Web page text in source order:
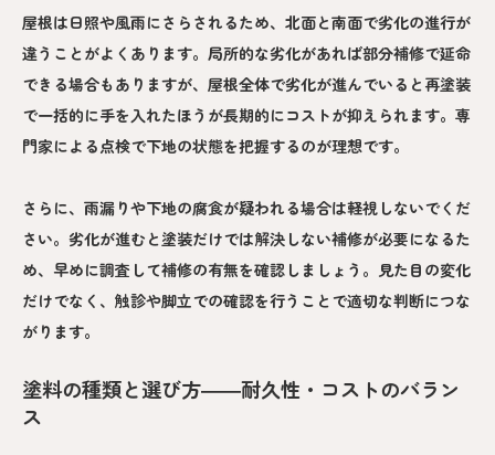
屋根は日照や風雨にさらされるため、北面と南面で劣化の進行が
違うことがよくあります。局所的な劣化があれば部分補修で延命
できる場合もありますが、屋根全体で劣化が進んでいると再塗装
で一括的に手を入れたほうが長期的にコストが抑えられます。専
門家による点検で下地の状態を把握するのが理想です。
さらに、雨漏りや下地の腐食が疑われる場合は軽視しないでくだ
さい。劣化が進むと塗装だけでは解決しない補修が必要になるた
め、早めに調査して補修の有無を確認しましょう。見た目の変化
だけでなく、触診や脚立での確認を行うことで適切な判断につな
がります。
塗料の種類と選び方――耐久性・コストのバラン
ス